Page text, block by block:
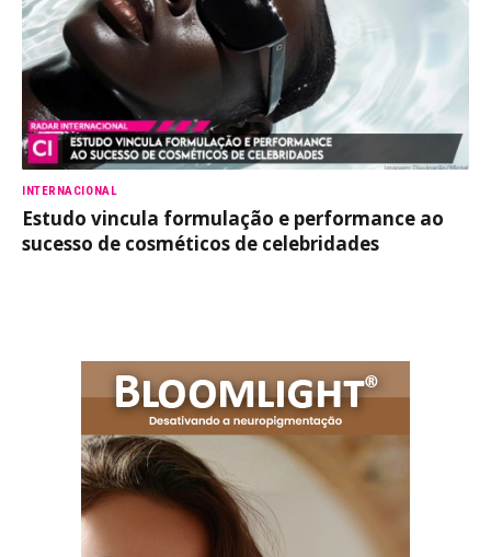
INTERNACIONAL
Estudo vincula formulação e performance ao
sucesso de cosméticos de celebridades